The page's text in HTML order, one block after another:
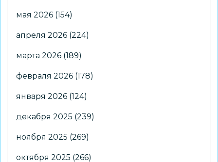
мая 2026 (154)
апреля 2026 (224)
марта 2026 (189)
февраля 2026 (178)
января 2026 (124)
декабря 2025 (239)
ноября 2025 (269)
октября 2025 (266)